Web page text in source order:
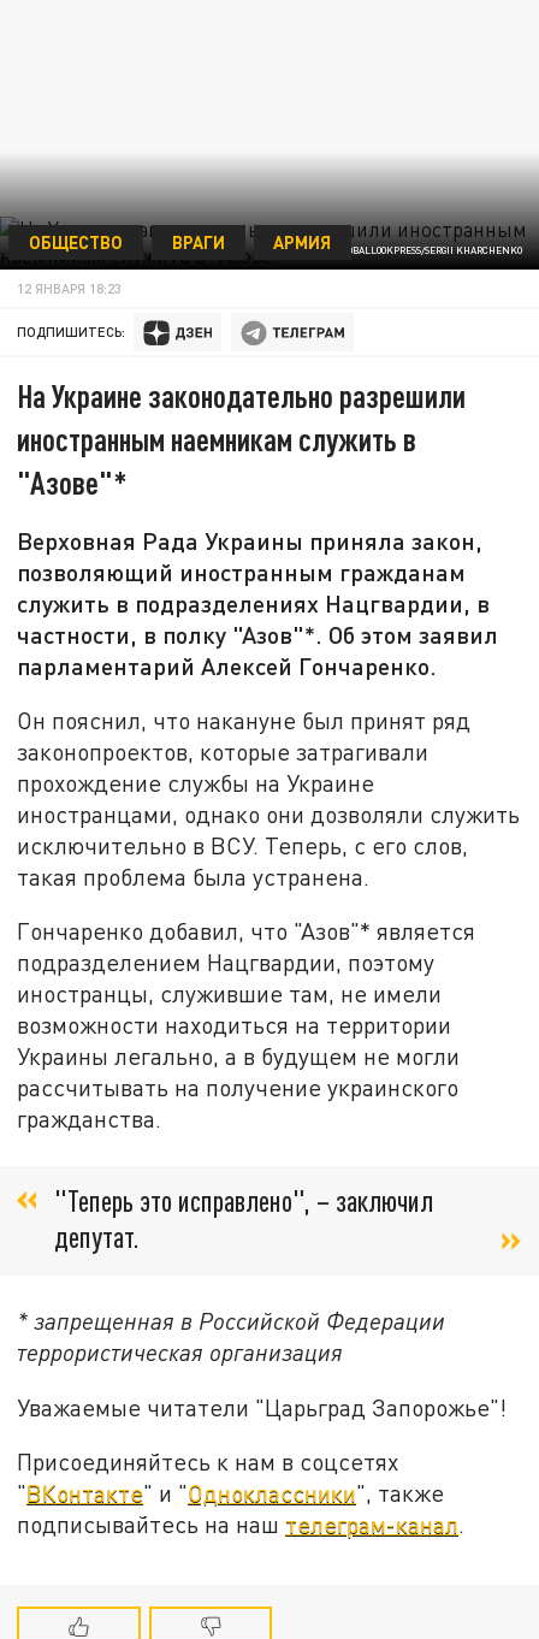
/GLOBALLOOKPRESS/SERGII KHARCHENKO
ОБЩЕСТВО ВРАГИ АРМИЯ
12 ЯНВАРЯ 18:23
ПОДПИШИТЕСЬ:
На Украине законодательно разрешили
иностранным наемникам служить в
"Азове"*
Верховная Рада Украины приняла закон,
позволяющий иностранным гражданам
служить в подразделениях Нацгвардии, в
частности, в полку "Азов"*. Об этом заявил
парламентарий Алексей Гончаренко.
Он пояснил, что накануне был принят ряд
законопроектов, которые затрагивали
прохождение службы на Украине
иностранцами, однако они дозволяли служить
исключительно в ВСУ. Теперь, с его слов,
такая проблема была устранена.
Гончаренко добавил, что "Азов"* является
подразделением Нацгвардии, поэтому
иностранцы, служившие там, не имели
возможности находиться на территории
Украины легально, а в будущем не могли
рассчитывать на получение украинского
гражданства.
"Теперь это исправлено", – заключил
депутат.
* запрещенная в Российской Федерации
террористическая организация
Уважаемые читатели "Царьград Запорожье"!
Присоединяйтесь к нам в соцсетях
"ВКонтакте" и "Одноклассники", также
подписывайтесь на наш телеграм-канал.